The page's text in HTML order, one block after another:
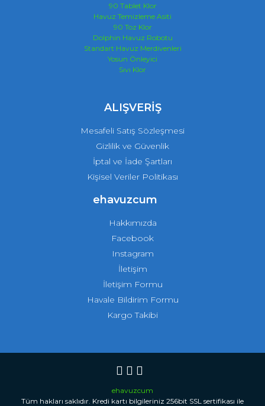
90 Tablet Klor
Havuz Temizleme Asiti
90 Toz Klor
Dolphin Havuz Robotu
Standart Havuz Merdivenleri
Yosun Önleyici
Sıvı Klor
ALIŞVERİŞ
Mesafeli Satış Sözleşmesi
Gizlilik ve Güvenlik
İptal ve İade Şartları
Kişisel Veriler Politikası
ehavuzcum
Hakkımızda
Facebook
Instagram
İletişim
İletişim Formu
Havale Bildirim Formu
Kargo Takibi
ehavuzcum
Tüm hakları saklıdır. Kredi kartı bilgileriniz 256bit SSL sertifikası ile